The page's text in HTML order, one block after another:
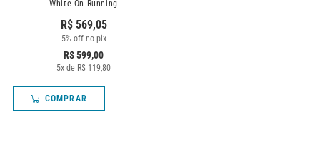
White On Running
R$569,05
5% off no pix
R$599,00
5x de R$ 119,80
COMPRAR